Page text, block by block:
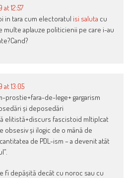
12:57
in tara cum electoratul isi saluta cu
multe aplauze politicienii pe care i-au
13:05
prostie+fara-de-lege+ gargarism
și deposedări
elitistă+discurs fascistoid mltiplcat
obsesiv și ilogic de o mână de
de PDL-ism – a devenit atât
fi depășită decât cu noroc sau cu